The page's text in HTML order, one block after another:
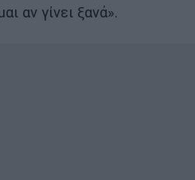
αν γίνει ξανά».